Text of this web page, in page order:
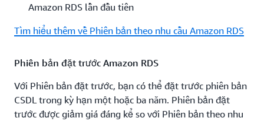
Amazon RDS lần đầu tiên
Tìm hiểu thêm về Phiên bản theo nhu cầu Amazon RDS
Phiên bản đặt trước Amazon RDS
Với Phiên bản đặt trước, bạn có thể đặt trước phiên bản
CSDL trong kỳ hạn một hoặc ba năm. Phiên bản đặt
trước được giảm giá đáng kể so với Phiên bản theo nhu